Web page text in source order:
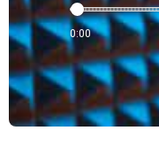
0:00